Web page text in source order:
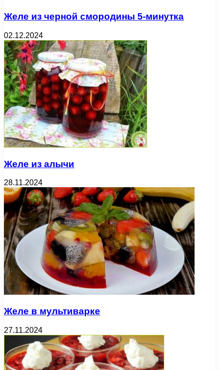
Желе из черной смородины 5-минутка
02.12.2024
Желе из алычи
28.11.2024
Желе в мультиварке
27.11.2024